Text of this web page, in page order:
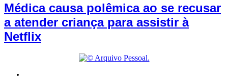
Médica causa polêmica ao se recusar
a atender criança para assistir à
Netflix